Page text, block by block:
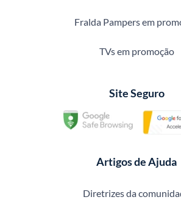
Fralda Pampers em
TVs em promoção
Site Seguro
Artigos de Ajuda
Diretrizes da